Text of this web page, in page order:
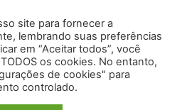
chips e IA para a nova
site para fornecer a
lembrando suas preferências
em “Aceitar todos”, você
os cookies. No entanto,
de cookies" para
controlado.